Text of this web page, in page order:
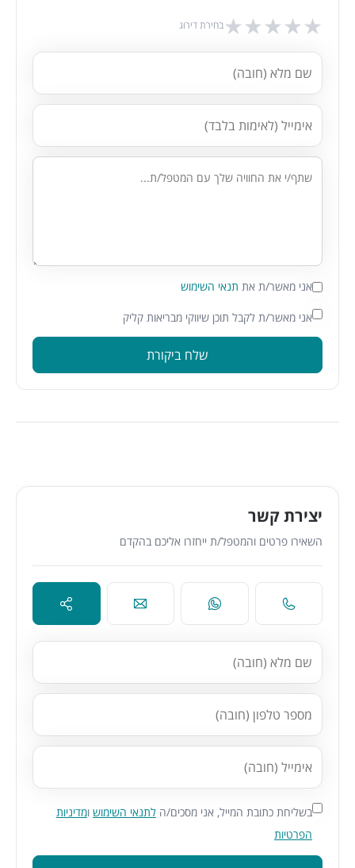
★★★★★ בחירת דירוג
אני מאשר/ת את תנאי השימוש
אני מאשר/ת לקבל תוכן שיווקי מבריאות קליק
שלח ביקורת
יצירת קשר
השאירו פרטים והמטפל/ת ייחזרו אליכם בהקדם
בשליחת כתובת המייל, אני מסכים/ה לתנאי השימוש ומדיניות
הפרטיות